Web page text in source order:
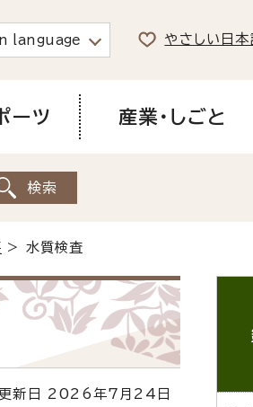
language やさしい日本
ーツ 産業・しごと
> 水質検査
新日 2026年7月24日